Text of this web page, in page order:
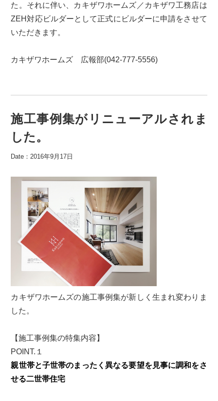
た。それに伴い、カキザワホームズ／カキザワ工務店は
ZEH対応ビルダーとして正式にビルダーに申請をさせて
いただきます。
カキザワホームズ 広報部(042-777-5556)
施工事例集がリニューアルされま
した。
Date：2016年9月17日
カキザワホームズの施工事例集が新しく生まれ変わりま
した。
【施工事例集の特集内容】
POINT.１
親世帯と子世帯のまったく異なる要望を見事に調和をさ
せる二世帯住宅